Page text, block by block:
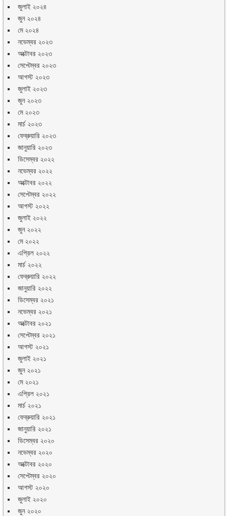
জুলাই ২০২৪
জুন ২০২৪
মে ২০২৪
নভেম্বর ২০২৩
অক্টোবর ২০২৩
সেপ্টেম্বর ২০২৩
আগস্ট ২০২৩
জুলাই ২০২৩
জুন ২০২৩
মে ২০২৩
মার্চ ২০২৩
ফেব্রুয়ারি ২০২৩
জানুয়ারি ২০২৩
ডিসেম্বর ২০২২
নভেম্বর ২০২২
অক্টোবর ২০২২
সেপ্টেম্বর ২০২২
আগস্ট ২০২২
জুলাই ২০২২
জুন ২০২২
মে ২০২২
এপ্রিল ২০২২
মার্চ ২০২২
ফেব্রুয়ারি ২০২২
জানুয়ারি ২০২২
ডিসেম্বর ২০২১
নভেম্বর ২০২১
অক্টোবর ২০২১
সেপ্টেম্বর ২০২১
আগস্ট ২০২১
জুলাই ২০২১
জুন ২০২১
মে ২০২১
এপ্রিল ২০২১
মার্চ ২০২১
ফেব্রুয়ারি ২০২১
জানুয়ারি ২০২১
ডিসেম্বর ২০২০
নভেম্বর ২০২০
অক্টোবর ২০২০
সেপ্টেম্বর ২০২০
আগস্ট ২০২০
জুলাই ২০২০
জুন ২০২০